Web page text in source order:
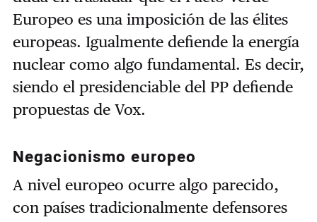
Europeo es una imposición de las élites
europeas. Igualmente defiende la energía
nuclear como algo fundamental. Es decir,
siendo el presidenciable del PP defiende
propuestas de Vox.
Negacionismo europeo
A nivel europeo ocurre algo parecido,
con países tradicionalmente defensores